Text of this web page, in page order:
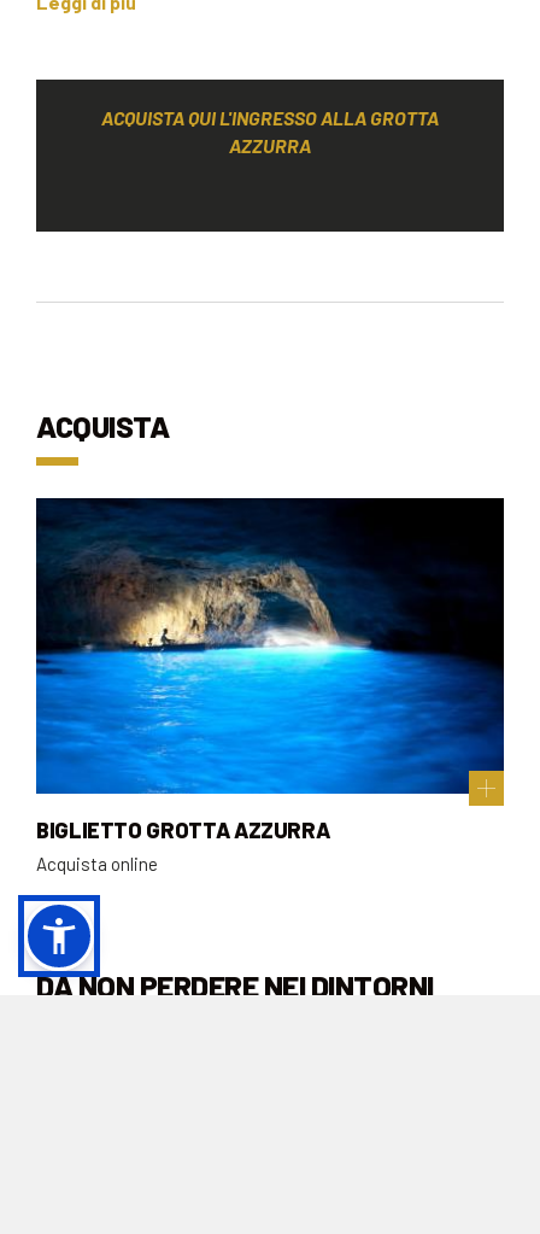
ACQUISTA QUI L'INGRESSO ALLA GROTTA
AZZURRA
ACQUISTA
BIGLIETTO GROTTA AZZURRA
Acquista online
DA NON PERDERE NEI DINTORNI